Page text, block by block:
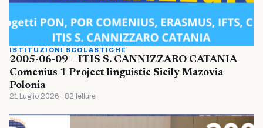
ISTITUZIONI SCOLASTICHE
2005-06-09 – ITIS S. CANNIZZARO CATANIA
Comenius 1 Project linguistic Sicily Mazovia
Polonia
21 Luglio 2026 · 82 letture